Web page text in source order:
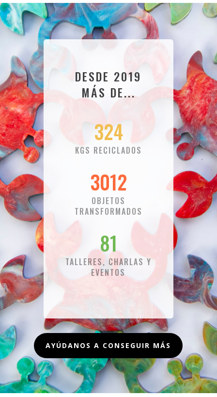
DESDE 2019
MÁS DE...
324
KGS RECICLADOS
3012
OBJETOS
TRANSFORMADOS
81
TALLERES, CHARLAS Y
EVENTOS
AYÚDANOS A CONSEGUIR MÁS